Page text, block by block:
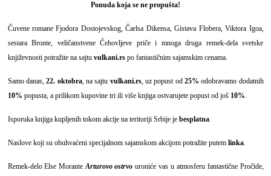
Ponuda koja se ne propušta!
Čuvene romane Fjodora Dostojevskog, Čarlsa Dikensa, Gistava Flobera, Viktora Igoa,
sestara Bronte, veličanstvene Čehovljeve priče i mnoga druga remek-dela svetske
književnosti potražite na sajtu vulkani.rspo fantastičnim sajamskim cenama.
Samo danas,22. oktobra, na sajtu vulkani.rs, uz popust od 25% odobravamo dodatnih
10% popusta, a prilikom kupovine tri ili više knjiga ostvarujete popust od još 10%.
Isporuka knjiga kupljenih tokom akcije na teritoriji Srbije je besplatna.
Naslove koji su obuhvaćeni specijalnom sajamskom akcijom potražite putem linka.
Remek-delo Else MoranteArturovo ostrvo uroniće vas u atmosferu fantastične Pročide,